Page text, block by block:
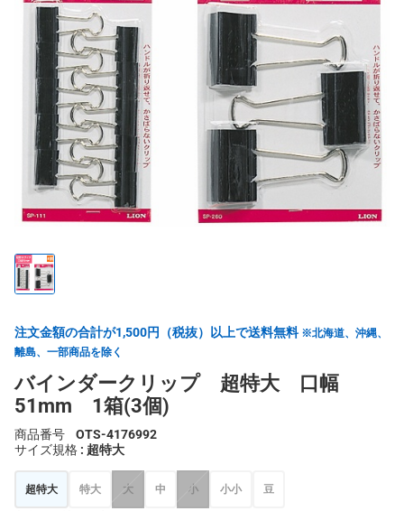
注文金額の合計が1,500円（税抜）以上で送料無料 ※北海道、沖縄、
離島、一部商品を除く
バインダークリップ 超特大 口幅
51mm 1箱(3個)
商品番号
OTS-4176992
サイズ規格 : 超特大
超特大 特大 大 中 小 小小 豆